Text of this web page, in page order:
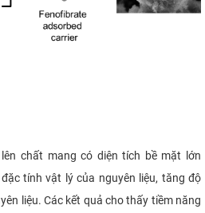
chất mang có diện tích bề mặt lớn
tính vật lý của nguyên liệu, tăng độ
liệu. Các kết quả cho thấy tiềm năng